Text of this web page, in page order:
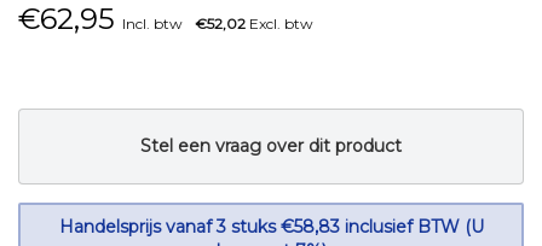
€62,95 Incl. btw €52,02 Excl. btw
Stel een vraag over dit product
Handelsprijs vanaf 3 stuks €58,83 inclusief BTW (U